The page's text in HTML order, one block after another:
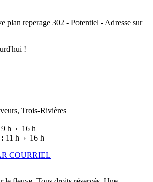
!
Trois-Rivières
9 h › 16 h
11 h › 16 h
COURRIEL